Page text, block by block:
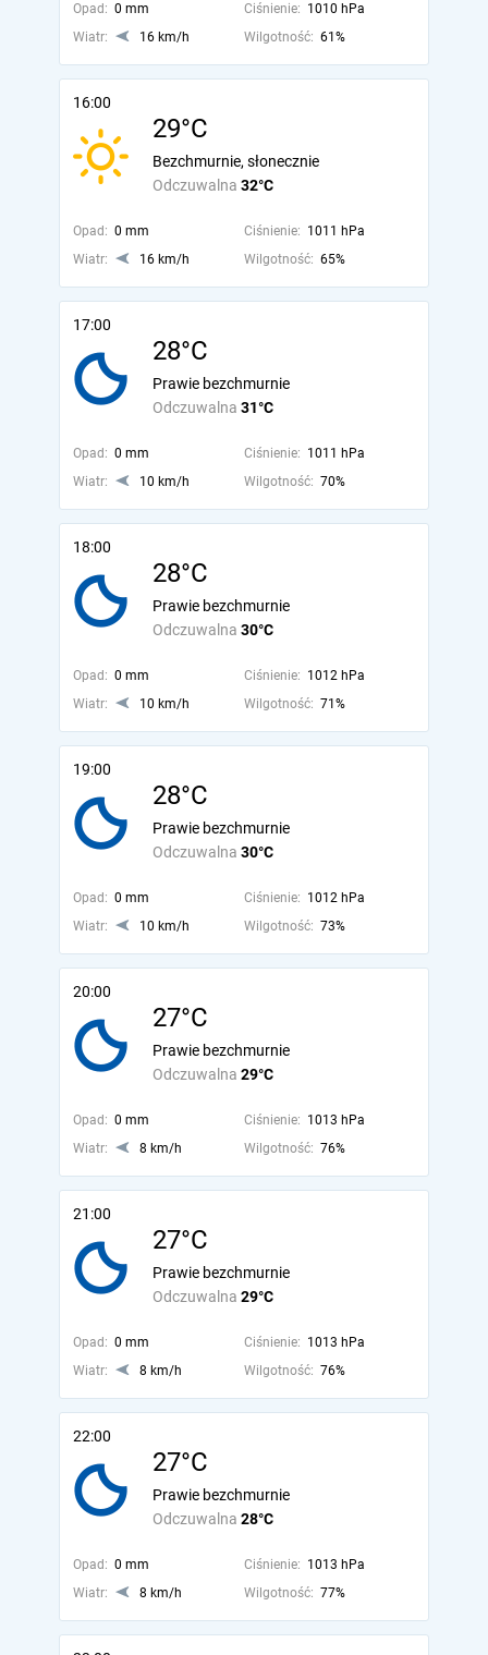
Opad: 0 mm Ciśnienie: 1010 hPa
Wiatr:
16 km/h Wilgotność: 61%
16:00
29°C
Odczuwalna 32°C
Bezchmurnie, słonecznie
Opad: 0 mm Ciśnienie: 1011 hPa
Wiatr:
16 km/h Wilgotność: 65%
17:00
28°C
Odczuwalna 31°C
Prawie bezchmurnie
Opad: 0 mm Ciśnienie: 1011 hPa
Wiatr:
10 km/h Wilgotność: 70%
18:00
28°C
Odczuwalna 30°C
Prawie bezchmurnie
Opad: 0 mm Ciśnienie: 1012 hPa
Wiatr:
10 km/h Wilgotność: 71%
19:00
28°C
Odczuwalna 30°C
Prawie bezchmurnie
Opad: 0 mm Ciśnienie: 1012 hPa
Wiatr:
10 km/h Wilgotność: 73%
20:00
27°C
Odczuwalna 29°C
Prawie bezchmurnie
Opad: 0 mm Ciśnienie: 1013 hPa
Wiatr:
8 km/h Wilgotność: 76%
21:00
27°C
Odczuwalna 29°C
Prawie bezchmurnie
Opad: 0 mm Ciśnienie: 1013 hPa
Wiatr:
8 km/h Wilgotność: 76%
22:00
27°C
Odczuwalna 28°C
Prawie bezchmurnie
Opad: 0 mm Ciśnienie: 1013 hPa
Wiatr:
8 km/h Wilgotność: 77%